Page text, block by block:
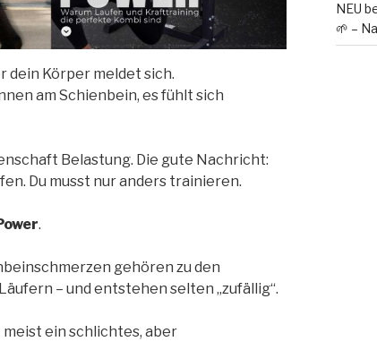
dein Körper meldet sich.
am Schienbein, es fühlt sich
Belastung. Die gute Nachricht:
Du musst nur anders trainieren.
.
gehören zu den
– und entstehen selten „zufällig“.
ein schlichtes, aber
NEU
🌱 –